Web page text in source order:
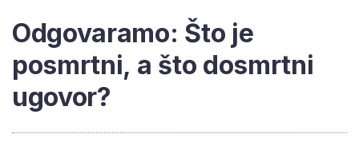
Odgovaramo: Što je
posmrtni, a što dosmrtni
ugovor?